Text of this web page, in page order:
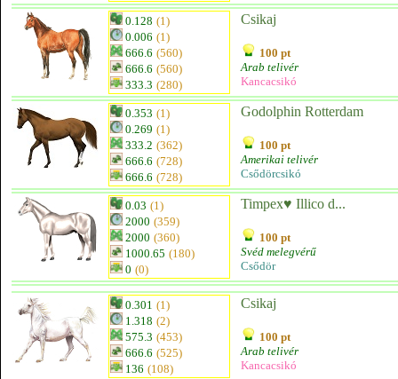
0.128 (1)
0.006 (1)
666.6 (560)
666.6 (560)
333.3 (280)
Csikaj
100 pt
Arab telivér
Kancacsikó
0.353 (1)
0.269 (1)
333.2 (362)
666.6 (728)
666.6 (728)
Godolphin Rotterdam
100 pt
Amerikai telivér
Csődörcsikó
0.03 (1)
2000 (359)
2000 (360)
1000.65 (180)
0 (0)
Timpex♥ Illico d...
100 pt
Svéd melegvérű
Csődör
0.301 (1)
1.318 (2)
575.3 (453)
666.6 (525)
136 (108)
Csikaj
100 pt
Arab telivér
Kancacsikó